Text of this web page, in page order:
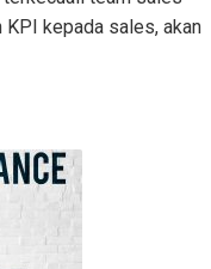
KPI kepada sales, akan